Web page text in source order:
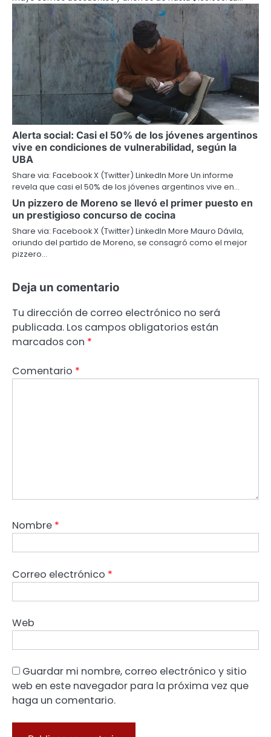
Alerta social: Casi el 50% de los jóvenes argentinos
vive en condiciones de vulnerabilidad, según la
UBA
Share via: Facebook X (Twitter) LinkedIn More Un informe
revela que casi el 50% de los jóvenes argentinos vive en…
Un pizzero de Moreno se llevó el primer puesto en
un prestigioso concurso de cocina
Share via: Facebook X (Twitter) LinkedIn More Mauro Dávila,
oriundo del partido de Moreno, se consagró como el mejor
pizzero…
Deja un comentario
Tu dirección de correo electrónico no será
publicada. Los campos obligatorios están
marcados con *
Comentario *
Nombre *
Correo electrónico *
Web
Guardar mi nombre, correo electrónico y sitio
web en este navegador para la próxima vez que
haga un comentario.